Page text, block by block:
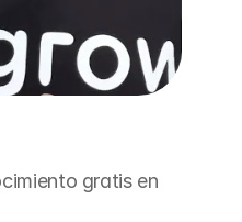
gratis en